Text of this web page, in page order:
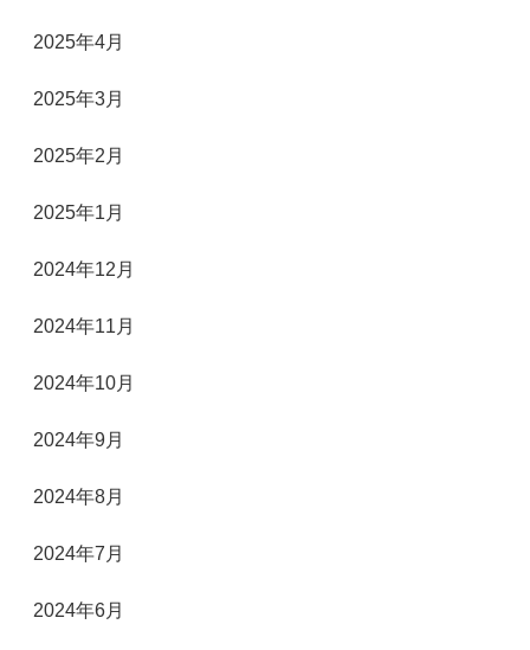
2025年4月
2025年3月
2025年2月
2025年1月
2024年12月
2024年11月
2024年10月
2024年9月
2024年8月
2024年7月
2024年6月